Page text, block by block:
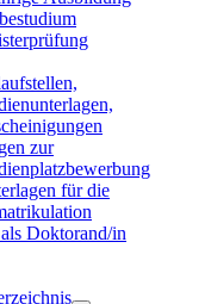
zur
für die
Doktorand/in